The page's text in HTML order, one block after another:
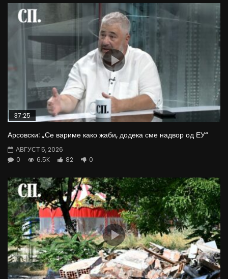
37:25
Арсовски: „Се вариме како жаби, додека сме надвор од ЕУ“
АВГУСТ 5, 2026
0
6.5K 82 0